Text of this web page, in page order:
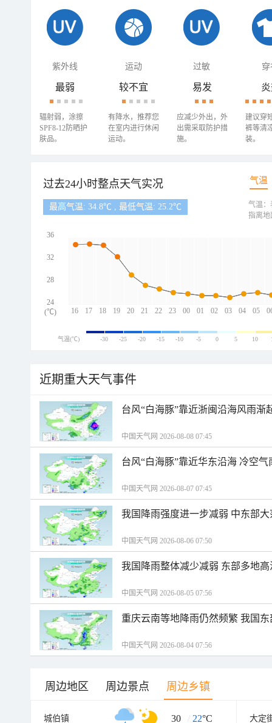
紫外线 运动 过敏 穿
最弱
辐射弱，涂擦
SPF8-12防晒护
肤品。
较不宜
有降水，推荐您
在室内进行休闲
运动。
易发
应减少外出，外
出需采取防护措
施。
建议穿
裤等清
装。
过去24小时整点天气实况 气温
最高气温: 34.8℃ , 最低气温: 25.2℃
16 17 18 19 20 21 22 23 00 01 02 03 04 05
36
32
28
24
(℃)
气温：
指离地
气温(℃) -30 -25 -20 -15 -10 -5 0 5 10
近期重大天气事件
台风“白海豚”靠近浙闽沿海风雨渐
中国天气网 2026-08-08 07:45
台风“白海豚”靠近华东沿海 冷空
中国天气网 2026-08-07 07:45
我国降雨强度进一步减弱 中东部
中国天气网 2026-08-06 07:50
我国降雨整体减少减弱 东部多地
中国天气网 2026-08-05 07:56
重庆云南等地降雨仍然频繁 我国
中国天气网 2026-08-04 07:56
周边地区 周边景点 周边乡镇
城伯镇 30 / 22°C 大定